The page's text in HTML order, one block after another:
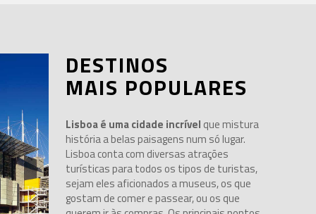
DESTINOS
MAIS POPULARES
Lisboa é uma cidade incrível que mistura
história a belas paisagens num só lugar.
Lisboa conta com diversas atrações
turísticas para todos os tipos de turistas,
sejam eles aficionados a museus, os que
gostam de comer e passear, ou os que